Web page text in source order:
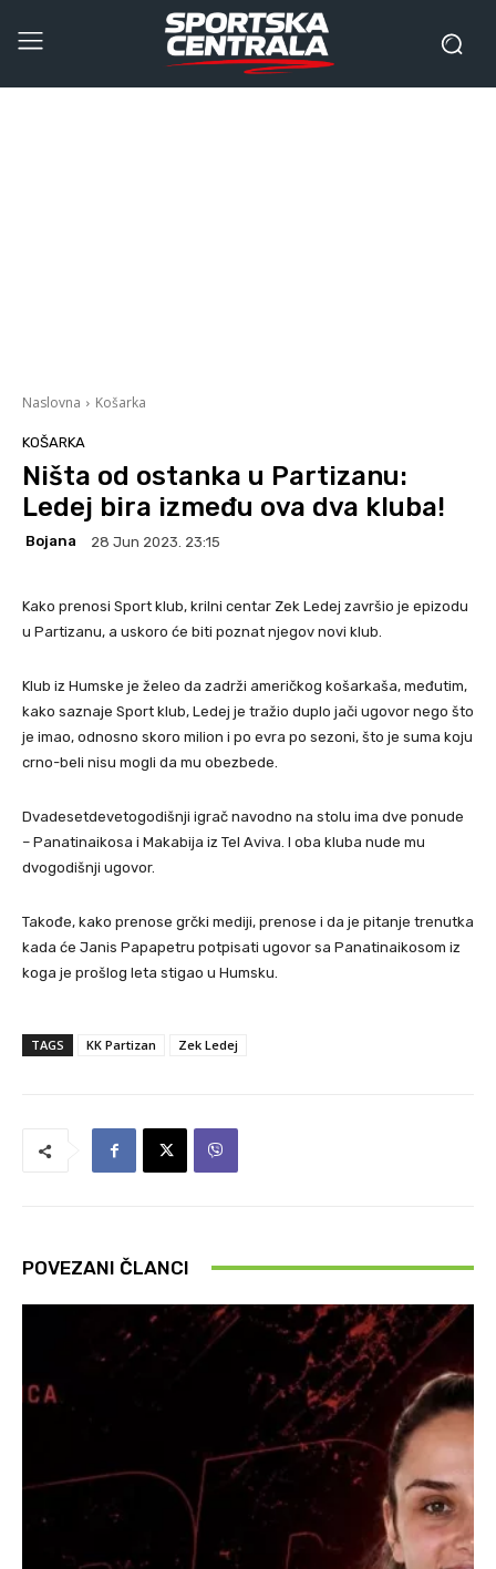
Naslovna Košarka
KOŠARKA
Ništa od ostanka u Partizanu:
Ledej bira između ova dva kluba!
Bojana 28 Jun 2023. 23:15
Kako prenosi Sport klub, krilni centar Zek Ledej završio je epizodu
u Partizanu, a uskoro će biti poznat njegov novi klub.
Klub iz Humske je želeo da zadrži američkog košarkaša, međutim,
kako saznaje Sport klub, Ledej je tražio duplo jači ugovor nego što
je imao, odnosno skoro milion i po evra po sezoni, što je suma koju
crno-beli nisu mogli da mu obezbede.
Dvadesetdevetogodišnji igrač navodno na stolu ima dve ponude
– Panatinaikosa i Makabija iz Tel Aviva. I oba kluba nude mu
dvogodišnji ugovor.
Takođe, kako prenose grčki mediji, prenose i da je pitanje trenutka
kada će Janis Papapetru potpisati ugovor sa Panatinaikosom iz
koga je prošlog leta stigao u Humsku.
TAGS KK Partizan Zek Ledej
POVEZANI ČLANCI